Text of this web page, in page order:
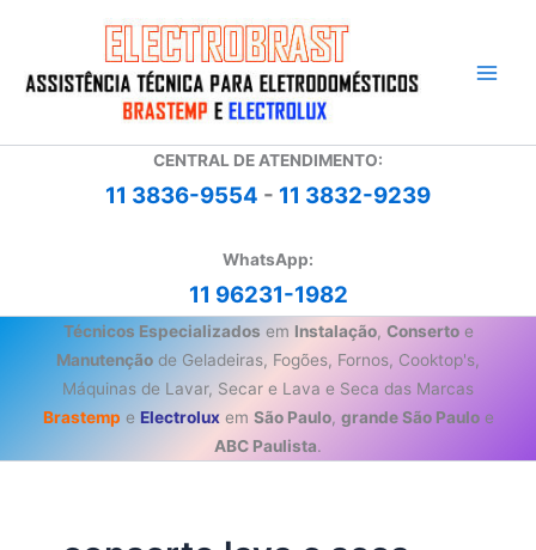
conteúdo
CENTRAL DE ATENDIMENTO:
11 3836-9554 - 11 3832-9239
WhatsApp:
11 96231-1982
Técnicos Especializados em Instalação, Consertoe
Manutenção de Geladeiras, Fogões, Fornos, Cooktop's,
Máquinas de Lavar, Secar e Lava e Seca das Marcas
Brastemp e Electroluxem São Paulo, grande São Pauloe
ABC Paulista.